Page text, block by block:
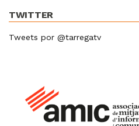
TWITTER
Tweets por @tarregatv